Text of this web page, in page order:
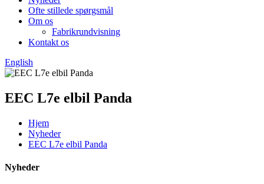
Ofte stillede spørgsmål
Om os
Fabrikrundvisning
Kontakt os
English
EEC L7e elbil Panda
Hjem
Nyheder
EEC L7e elbil Panda
Nyheder